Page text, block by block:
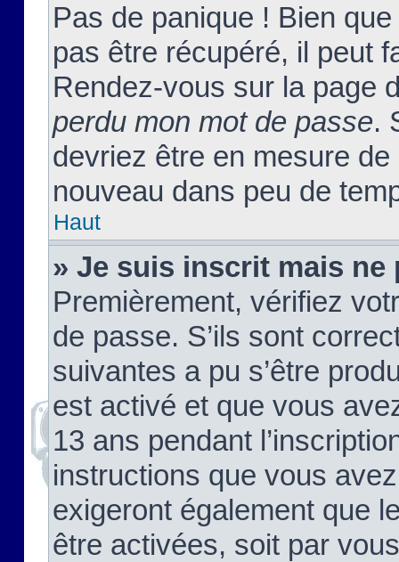
Pas de panique ! Bien
pas être récupéré, il peut
Rendez-vous sur la page
perdu mon mot de passe.
devriez être en mesure
nouveau dans peu de
Haut
» Je suis inscrit mais ne
Premièrement, vérifiez
de passe. S’ils sont
suivantes a pu s’être
est activé et que vous
13 ans pendant
instructions que vous
exigeront également que
être activées, soit par